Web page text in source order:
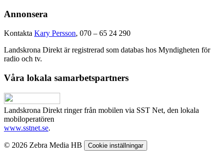
Annonsera
Kontakta Kary Persson, 070 – 65 24 290
Landskrona Direkt är registrerad som databas hos Myndigheten för
radio och tv.
Våra lokala samarbetspartners
Landskrona Direkt ringer från mobilen via SST Net, den lokala
mobiloperatören
www.sstnet.se.
© 2026 Zebra Media HB Cookie inställningar